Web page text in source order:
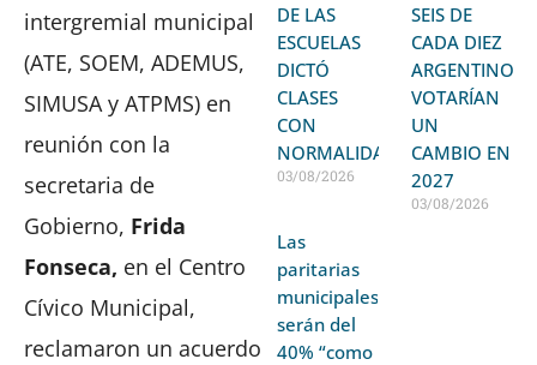
intergremial municipal
(ATE, SOEM, ADEMUS,
SIMUSA y ATPMS) en
reunión con la
secretaria de
Gobierno, Frida
Fonseca, en el Centro
Cívico Municipal,
reclamaron un acuerdo
DE LAS
ESCUELAS
DICTÓ
CLASES
CON
NORMALIDAD
03/08/2026
SEIS DE
CADA DIEZ
ARGENTINOS
VOTARÍAN
UN
CAMBIO EN
2027
03/08/2026
Las
paritarias
municipales
serán del
40% “como